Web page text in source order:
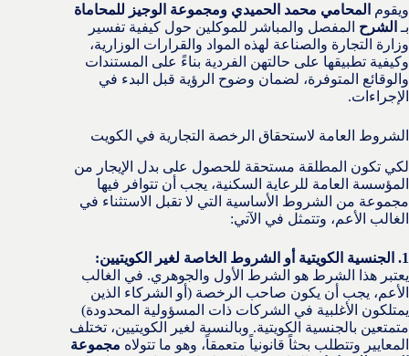
ويقوم المحامي محمد الحميدي ومجموعة الوجيز للمحاماة
بـ الشرح المفصل والمباشر للموكلين حول كيفية تفسير
وزارة التجارة والصناعة لهذه المواد والقرارات الوزارية،
وكيفية تطبيقها على حالتهن الفردية بناءً على المستندات
والوقائع المتوفرة، لضمان وضوح الرؤية قبل البدء في
الإجراءات.
الشروط العامة لاستحقاق الرخصة التجارية في الكويت
لكي تكون المطلقة مستحقة للحصول على بدل الإيجار من
المؤسسة العامة للرعاية السكنية، يجب أن تتوافر فيها
مجموعة من الشروط الأساسية التي لا تقبل الاستثناء في
الغالب الأعم، وتتمثل في الآتي:
1. الجنسية الكويتية أو الشروط الخاصة لغير الكويتيين:
يعتبر هذا الشرط هو الشرط الأول والجوهري. في الغالب
الأعم، يجب أن يكون صاحب الرخصة (أو الشركاء الذين
يمتلكون الأغلبية في الشركات ذات المسؤولية المحدودة)
متمتعين بالجنسية الكويتية. وبالنسبة لغير الكويتيين، تختلف
المعايير وتتطلب بحثاً قانونياً متعمقاً، وهو ما تتولاه مجموعة